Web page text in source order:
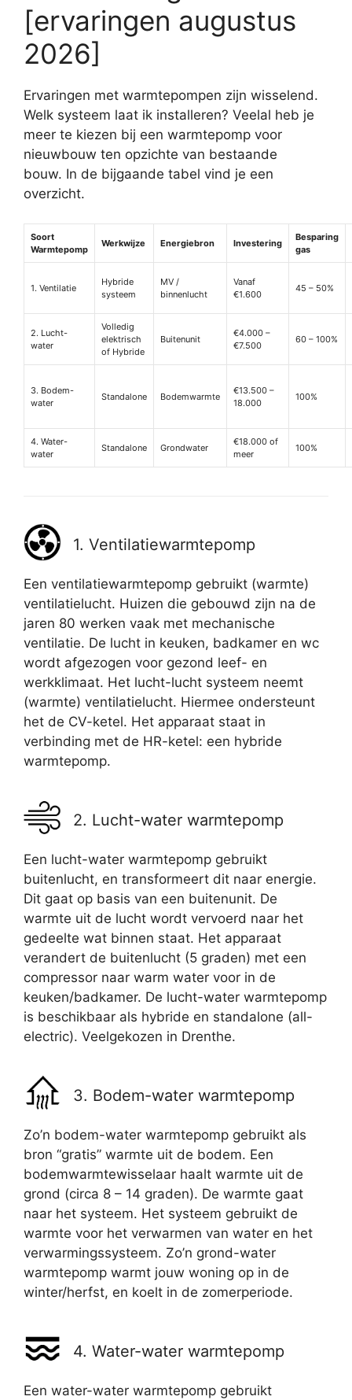
[ervaringen augustus
2026]
Ervaringen met warmtepompen zijn wisselend.
Welk systeem laat ik installeren? Veelal heb je
meer te kiezen bij een warmtepomp voor
nieuwbouw ten opzichte van bestaande
bouw. In de bijgaande tabel vind je een
overzicht.
Soort
Warmtepomp
Werkwijze Energiebron Investering
Besparing
gas
1. Ventilatie
Hybride
systeem
MV /
binnenlucht
Vanaf
€1.600
45 – 50%
2. Lucht-
water
Volledig
elektrisch
of Hybride
Buitenunit
€4.000 –
€7.500
60 – 100%
3. Bodem-
water
Standalone Bodemwarmte
€13.500 –
18.000
100%
4. Water-
water
Standalone Grondwater
€18.000 of
meer
100%
1. Ventilatiewarmtepomp
Een ventilatiewarmtepomp gebruikt (warmte)
ventilatielucht. Huizen die gebouwd zijn na de
jaren 80 werken vaak met mechanische
ventilatie. De lucht in keuken, badkamer en wc
wordt afgezogen voor gezond leef- en
werkklimaat. Het lucht-lucht systeem neemt
(warmte) ventilatielucht. Hiermee ondersteunt
het de CV-ketel. Het apparaat staat in
verbinding met de HR-ketel: een hybride
warmtepomp.
2. Lucht-water warmtepomp
Een lucht-water warmtepomp gebruikt
buitenlucht, en transformeert dit naar energie.
Dit gaat op basis van een buitenunit. De
warmte uit de lucht wordt vervoerd naar het
gedeelte wat binnen staat. Het apparaat
verandert de buitenlucht (5 graden) met een
compressor naar warm water voor in de
keuken/badkamer. De lucht-water warmtepomp
is beschikbaar als hybride en standalone (all-
electric). Veelgekozen in Drenthe.
3. Bodem-water warmtepomp
Zo’n bodem-water warmtepomp gebruikt als
bron “gratis” warmte uit de bodem. Een
bodemwarmtewisselaar haalt warmte uit de
grond (circa 8 – 14 graden). De warmte gaat
naar het systeem. Het systeem gebruikt de
warmte voor het verwarmen van water en het
verwarmingssysteem. Zo’n grond-water
warmtepomp warmt jouw woning op in de
winter/herfst, en koelt in de zomerperiode.
4. Water-water warmtepomp
Een water-water warmtepomp gebruikt